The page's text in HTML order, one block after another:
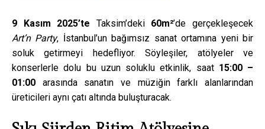
9 Kasım 2025’te Taksim’deki 60m²’de gerçekleşecek
Art’n Party, İstanbul’un bağımsız sanat ortamına yeni bir
soluk getirmeyi hedefliyor. Söyleşiler, atölyeler ve
konserlerle dolu bu uzun soluklu etkinlik, saat 15:00 –
01:00 arasında sanatın ve müziğin farklı alanlarından
üreticileri aynı çatı altında buluşturacak.